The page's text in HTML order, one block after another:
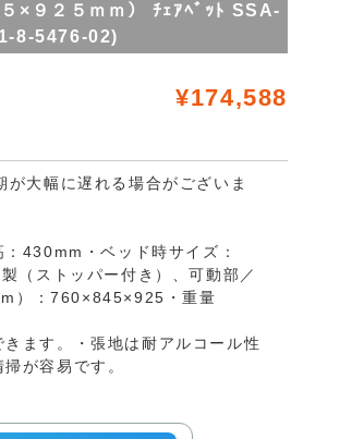
９２５ｍｍ） ﾁｪｱﾍﾞｯﾄ SSA-
8-5476-02)
¥174,588
大幅に遅れる場合がございま
430mm・ベッド時サイズ：
（ストッパー付き）、可動部／
）：760×845×925・重量
ます。・張地は耐アルコール性
が容易です。